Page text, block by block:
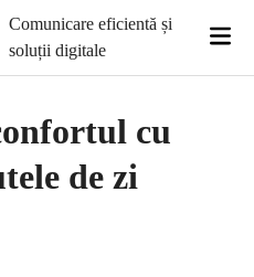
Comunicare eficientă și
soluții digitale
cu
de zi